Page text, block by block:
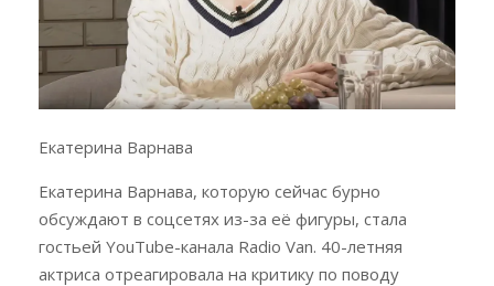
Екатерина Варнава
Екатерина Варнава, которую сейчас бурно
обсуждают в соцсетях из-за её фигуры, стала
гостьей YouTube-канала Radio Van. 40-летняя
актриса отреагировала на критику по поводу